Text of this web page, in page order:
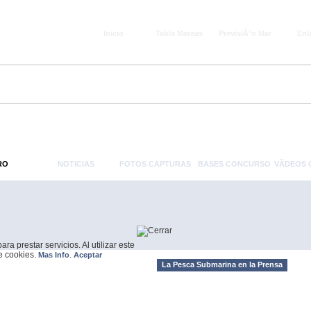
prestar servicios. Al utilizar este
cookies. Mas Info. Aceptar
NOTICIAS FOTOS CAPTURAS BASES CONCURSO VÃ­DEOS
La Pesca Submarina en la Prensa